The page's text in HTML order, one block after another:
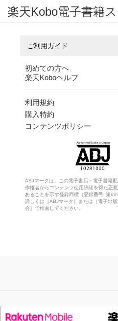
楽天Kobo電子書籍
ご利用ガイド
初めての方へ
楽天Koboヘルプ
利用規約
購入特約
コンテンツポリシー
ABJマークは、この電子書店・電子書籍
作権者からコンテンツ使用許諾を得た正
あることを示す登録商標（登録番号 第
詳しくは［ABJマーク］または［電子出
会］で検索してください。